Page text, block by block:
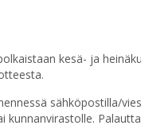
kesä- ja
sähköpostilla/
kunnanvirastolle.